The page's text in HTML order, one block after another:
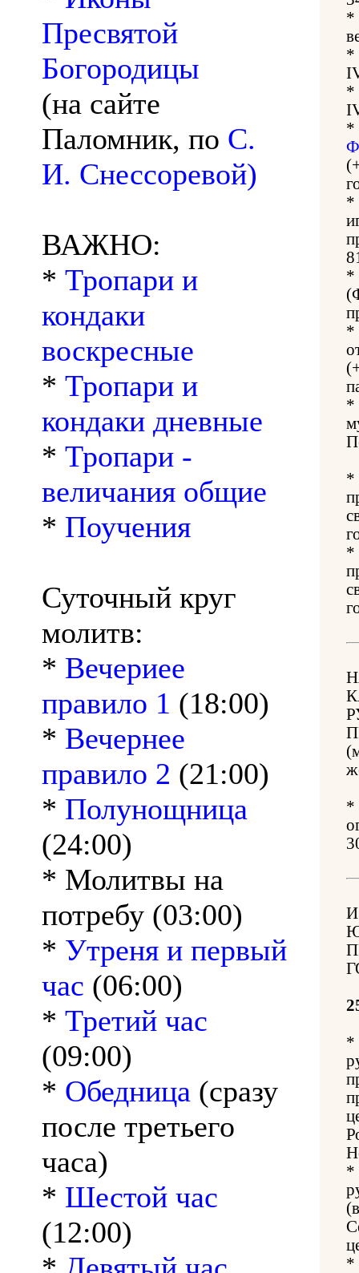
Пресвятой
Богородицы
(на сайте
Паломник, по С.
И. Снессоревой)
ВАЖНО:
* Тропари и
кондаки
воскресные
* Тропари и
кондаки дневные
* Тропари -
величания общие
* Поучения
Суточный круг
молитв:
* Вечериее
правило 1 (18:00)
* Вечернее
правило 2 (21:00)
* Полунощница
(24:00)
* Молитвы на
потребу (03:00)
* Утреня и первый
час (06:00)
* Третий час
(09:00)
* Обедница (сразу
после третьего
часа)
* Шестой час
(12:00)
*
*
*
*
*
*
*
*
*
*
*
*
*
*